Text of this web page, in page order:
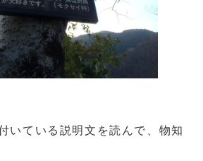
いている説明文を読んで、物知